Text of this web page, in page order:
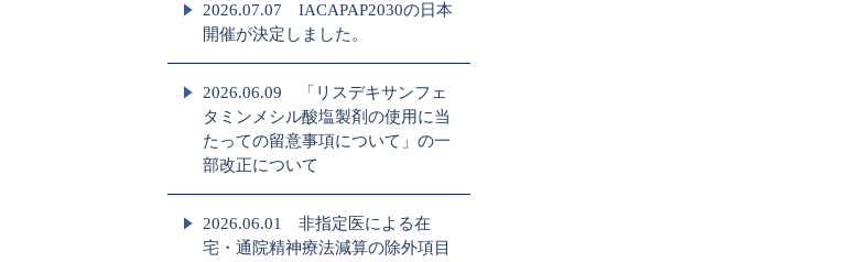
2026.07.07 IACAPAP2030の日本
開催が決定しました。
2026.06.09 「リスデキサンフェ
タミンメシル酸塩製剤の使用に当
たっての留意事項について」の一
部改正について
2026.06.01 非指定医による在
宅・通院精神療法減算の除外項目